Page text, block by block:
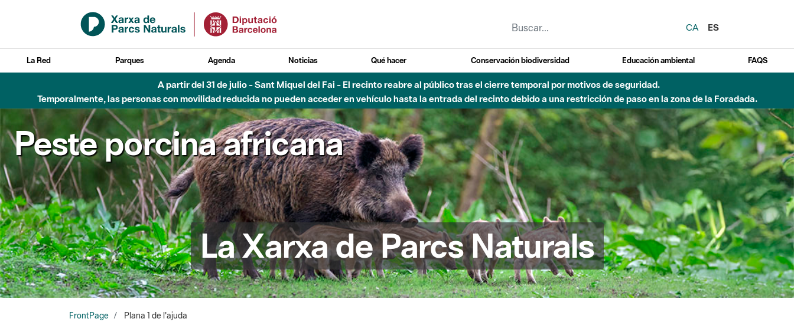
Saltar al contenido principal
CA
ES
La Red Parques Agenda Noticias Qué hacer Conservación biodiversidad Educación ambiental FAQS
A partir del 31 de julio - Sant Miquel del Fai - El recinto reabre al público tras el cierre temporal por motivos de seguridad.
Temporalmente, las personas con movilidad reducida no pueden acceder en vehículo hasta la entrada del recinto debido a una restricción de paso en la zona de la Foradada.
Peste porcina africana
La Xarxa de Parcs Naturals
FrontPage Plana 1 de l'ajuda